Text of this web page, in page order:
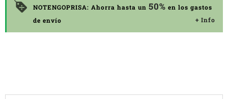
NOTENGOPRISA: Ahorra hasta un 50% en los gastos
de envío
+ Info